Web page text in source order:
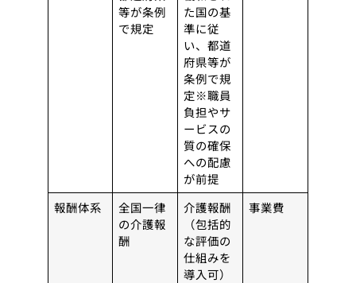
等が条例
で規定
た国の基
準に従
い、都道
府県等が
条例で規
定※職員
負担やサ
ービスの
質の確保
への配慮
が前提
報酬体系
全国一律
の介護報
酬
介護報酬
（包括的
な評価の
仕組みを
導入可）
事業費